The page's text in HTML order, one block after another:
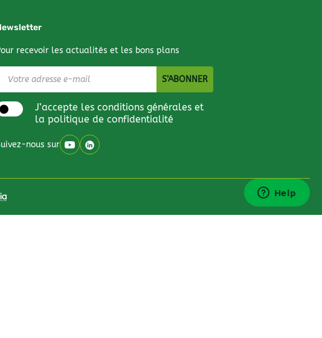
recevoir les actualités et les bons plans
J’accepte les conditions générales et
la politique de confidentialité
nous sur